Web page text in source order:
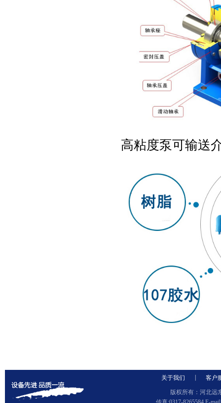
高粘度泵可输送
关于我们 客户
版权所有：河北远